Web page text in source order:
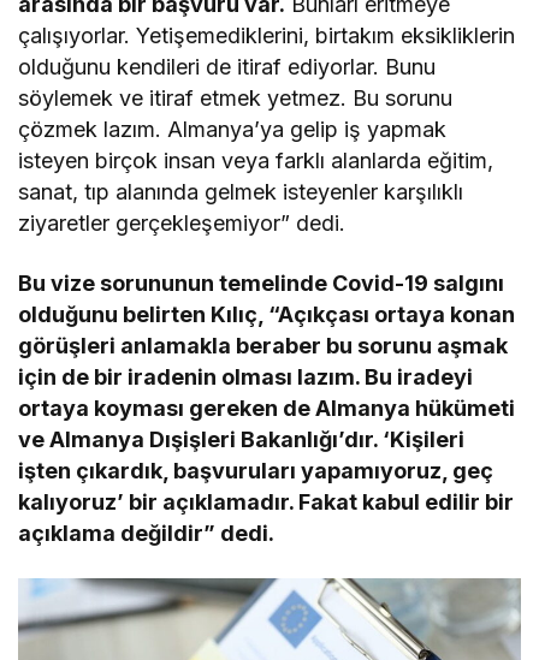
çalışıyorlar. Yetişemediklerini, birtakım eksikliklerin
olduğunu kendileri de itiraf ediyorlar. Bunu
söylemek ve itiraf etmek yetmez. Bu sorunu
çözmek lazım. Almanya’ya gelip iş yapmak
isteyen birçok insan veya farklı alanlarda eğitim,
sanat, tıp alanında gelmek isteyenler karşılıklı
ziyaretler gerçekleşemiyor” dedi.
Bu vize sorununun temelinde Covid-19 salgını
olduğunu belirten Kılıç, “Açıkçası ortaya konan
görüşleri anlamakla beraber bu sorunu aşmak
için de bir iradenin olması lazım. Bu iradeyi
ortaya koyması gereken de Almanya hükümeti
ve Almanya Dışişleri Bakanlığı’dır. ‘Kişileri
işten çıkardık, başvuruları yapamıyoruz, geç
kalıyoruz’ bir açıklamadır. Fakat kabul edilir bir
açıklama değildir” dedi.